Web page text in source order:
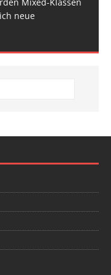
Mixed-Klassen
neue
standen die